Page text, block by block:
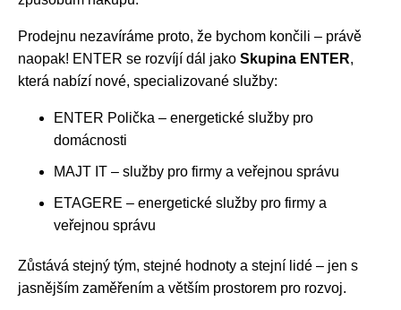
Prodejnu nezavíráme proto, že bychom končili – právě
naopak! ENTER se rozvíjí dál jako Skupina ENTER,
která nabízí nové, specializované služby:
ENTER Polička – energetické služby pro
domácnosti
MAJT IT – služby pro firmy a veřejnou správu
ETAGERE – energetické služby pro firmy a
veřejnou správu
Zůstává stejný tým, stejné hodnoty a stejní lidé – jen s
jasnějším zaměřením a větším prostorem pro rozvoj.